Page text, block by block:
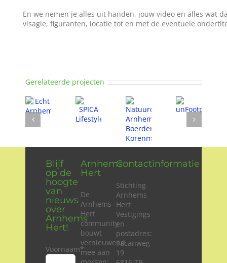
En we nemen je alles uit handen, jouw video en alles wat
visagie, figuranten, locatie tot en met de eventuele
Gerelateerde projecten
Blijf
op de
hoogte
van
nieuws
over
Arnhems
Hert!
Voornaam*
Arnhems
Hert
De
Arnhems
Hert
community
bouwt
vernieuwend
mee aan
Contactinformatie
Stichting
Arnhems
Hert
Vestigings
en
postadres:
Tacanweg
19